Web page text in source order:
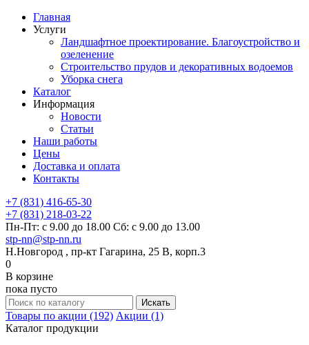
Главная
Услуги
Ландшафтное проектирование. Благоустройство и
озеленение
Строительство прудов и декоративных водоемов
Уборка снега
Каталог
Информация
Новости
Статьи
Наши работы
Цены
Доставка и оплата
Контакты
+7 (831) 416-65-30
+7 (831) 218-03-22
Пн-Пт: с 9.00 до 18.00 Сб: с 9.00 до 13.00
stp-nn@stp-nn.ru
Н.Новгород , пр-кт Гагарина, 25 В, корп.3
0
В корзине
пока пусто
Товары по акции (192) Акции (1)
Каталог продукции